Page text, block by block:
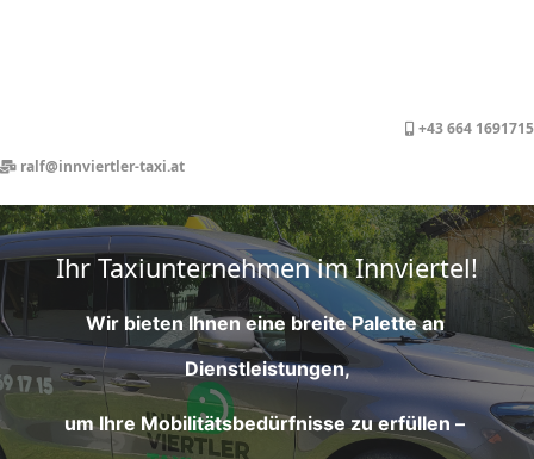
+43 664 1691715
ralf@innviertler-taxi.at
Ihr Taxiunternehmen im Innviertel!
Wir bieten Ihnen eine breite Palette an
Dienstleistungen,
um Ihre Mobilitätsbedürfnisse zu erfüllen –